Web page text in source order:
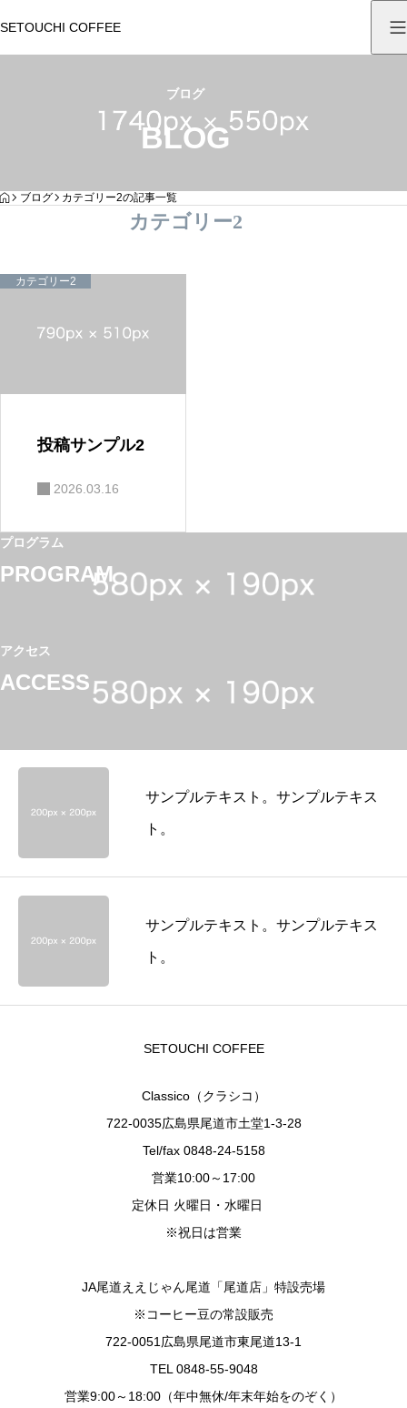
SETOUCHI COFFEE
ブログ
BLOG
HOME
ブログ カテゴリー2の記事一覧
カテゴリー2
カテゴリー2
投稿サンプル2
2026.03.16
プログラム
PROGRAM
アクセス
ACCESS
サンプルテキスト。サンプルテキス
ト。
サンプルテキスト。サンプルテキス
ト。
SETOUCHI COFFEE
Classico（クラシコ）
722-0035広島県尾道市土堂1-3-28
Tel/fax 0848-24-5158
営業10:00～17:00
定休日 火曜日・水曜日
※祝日は営業
JA尾道ええじゃん尾道「尾道店」特設売場
※コーヒー豆の常設販売
722-0051広島県尾道市東尾道13-1
TEL 0848-55-9048
営業9:00～18:00（年中無休/年末年始をのぞく）